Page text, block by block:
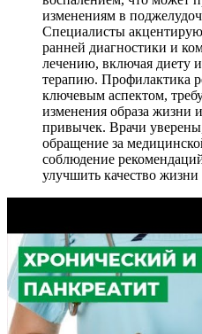
изменениям в
Специалисты
ранней диагностики и
лечению, включая диету
терапию. Профилактика
ключевым аспектом,
изменения образа жизни
привычек. Врачи
обращение за
соблюдение
улучшить качество